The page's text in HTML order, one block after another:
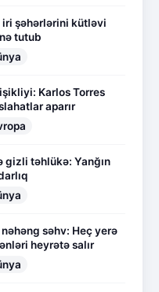
iri şəhərlərini kütləvi
tutub
Karlos Torres
aparır
gizli təhlükə: Yanğın
səhv: Heç yerə
heyrətə salır